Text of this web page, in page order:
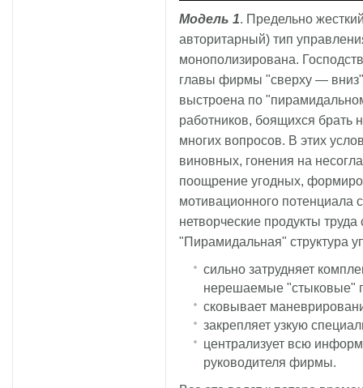
Модель 1. Предельно
авторитарный) тип
монополизирована.
главы фирмы "сверху —
выстроена по
работников, боящихся брать
многих вопросов. В этих
виновных, гонения на
поощрение угодных,
мотивационного потенциала
нетворческие продукты
"Пирамидальная" структура
сильно затрудняет
нерешаемые "стыковые"
сковывает
закрепляет узкую
централизует всю
руководителя фирмы.